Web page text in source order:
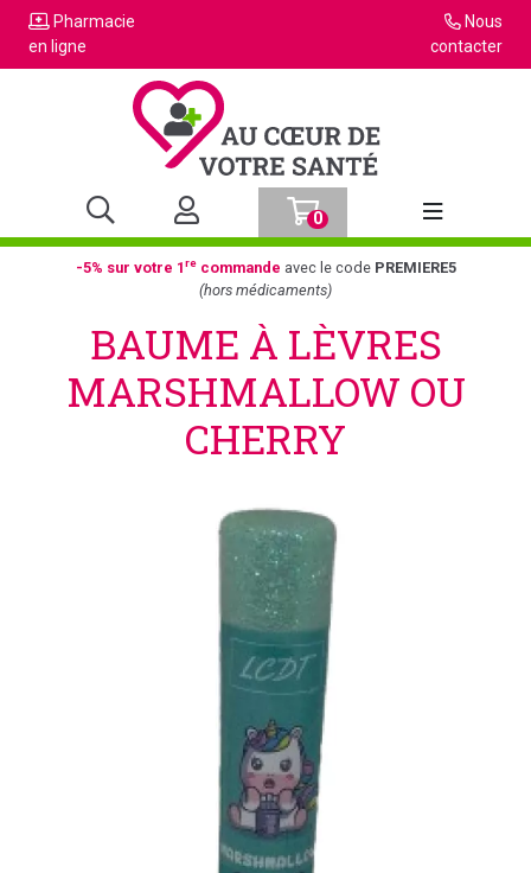
Pharmacie
en ligne
Nous
contacter
0
Afficher la
-5% sur votre 1recommande avec le code PREMIERE5
(hors médicaments)
BAUME À LÈVRES
MARSHMALLOW OU
CHERRY